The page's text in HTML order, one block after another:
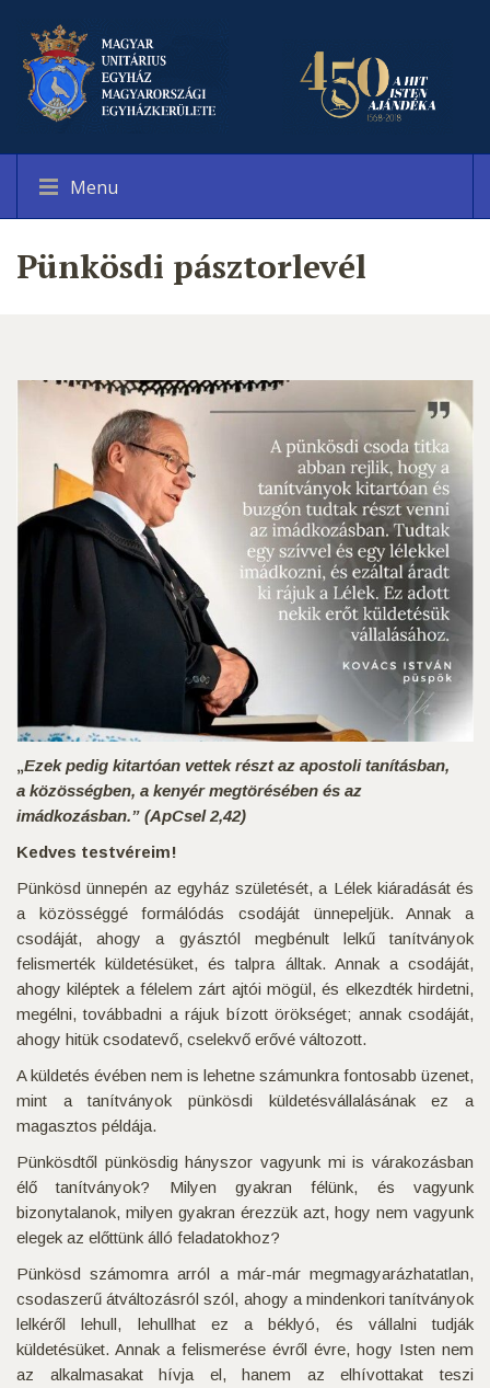
Menu
Pünkösdi pásztorlevél
„Ezek pedig kitartóan vettek részt az apostoli tanításban,
a közösségben, a kenyér megtörésében és az
imádkozásban.” (ApCsel 2,42)
Kedves testvéreim!
Pünkösd ünnepén az egyház születését, a Lélek kiáradását és
a közösséggé formálódás csodáját ünnepeljük. Annak a
csodáját, ahogy a gyásztól megbénult lelkű tanítványok
felismerték küldetésüket, és talpra álltak. Annak a csodáját,
ahogy kiléptek a félelem zárt ajtói mögül, és elkezdték hirdetni,
megélni, továbbadni a rájuk bízott örökséget; annak csodáját,
ahogy hitük csodatevő, cselekvő erővé változott.
A küldetés évében nem is lehetne számunkra fontosabb üzenet,
mint a tanítványok pünkösdi küldetésvállalásának ez a
magasztos példája.
Pünkösdtől pünkösdig hányszor vagyunk mi is várakozásban
élő tanítványok? Milyen gyakran félünk, és vagyunk
bizonytalanok, milyen gyakran érezzük azt, hogy nem vagyunk
elegek az előttünk álló feladatokhoz?
Pünkösd számomra arról a már-már megmagyarázhatatlan,
csodaszerű átváltozásról szól, ahogy a mindenkori tanítványok
lelkéről lehull, lehullhat ez a béklyó, és vállalni tudják
küldetésüket. Annak a felismerése évről évre, hogy Isten nem
az alkalmasakat hívja el, hanem az elhívottakat teszi